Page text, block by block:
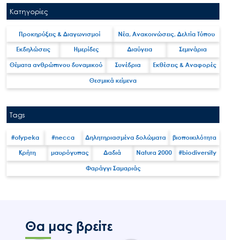
Νέα – Δημοσιότητα
Άξονες δράσης
Κατηγορίες
Προκηρύξεις & Διαγωνισμοί Νέα, Ανακοινώσεις, Δελτία Τύπου
Εκδηλώσεις Ημερίδες Διαύγεια Σεμινάρια
Θέματα ανθρώπινου δυναμικού Συνέδρια Εκθέσεις & Αναφορές
Θεσμικά κείμενα
Tags
#ofypeka #necca Δηλητηριασμένα δολώματα βιοποικιλότητα
Κρήτη μαυρόγυπας Δαδιά Natura 2000 #biodiversity
Φαράγγι Σαμαριάς
Θα μας βρείτε